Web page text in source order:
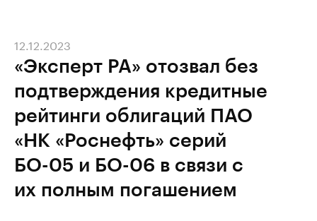
«Эксперт РА» отозвал без
подтверждения кредитные
рейтинги облигаций ПАО
«НК «Роснефть» серий
БО-05 и БО-06 в связи с
их полным погашением
12.12.2023